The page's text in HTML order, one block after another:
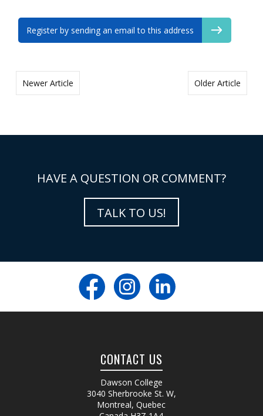
Register by sending an email to this address
Older Article
Newer Article
HAVE A QUESTION OR COMMENT?
TALK TO US!
CONTACT US
Dawson College
3040 Sherbrooke St. W,
Montreal, Quebec